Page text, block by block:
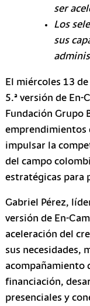
ser
Los
sus
El miércoles 13
5.ª versión de
Fundación Grupo
emprendimientos
impulsar la
del campo
estratégicas para
Gabriel Pérez,
versión de En-
aceleración del
sus necesidades,
acompañamiento
financiación,
presenciales y